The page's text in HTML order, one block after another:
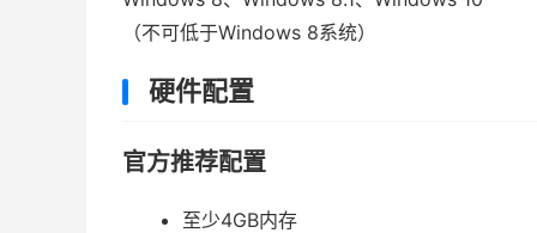
（不可低于Windows 8系统）
硬件配置
官方推荐配置
至少4GB内存